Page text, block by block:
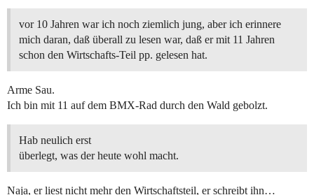
vor 10 Jahren war ich noch ziemlich jung, aber ich erinnere
mich daran, daß überall zu lesen war, daß er mit 11 Jahren
schon den Wirtschafts-Teil pp. gelesen hat.
Arme Sau.
Ich bin mit 11 auf dem BMX-Rad durch den Wald gebolzt.
Hab neulich erst
überlegt, was der heute wohl macht.
Naja, er liest nicht mehr den Wirtschaftsteil, er schreibt ihn…